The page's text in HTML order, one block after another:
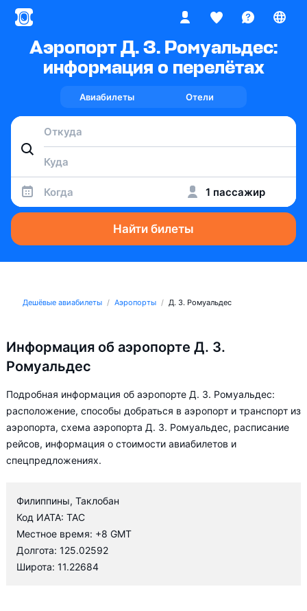
Аэропорт Д. З. Ромуальдес:
информация о перелётах
Авиабилеты Отели
Когда 1 пассажир
Найти билеты
Дешёвые авиабилеты Аэропорты Д. З. Ромуальдес
Информация об аэропорте Д. З.
Ромуальдес
Подробная информация об аэропорте Д. З. Ромуальдес:
расположение, способы добраться в аэропорт и транспорт из
аэропорта, схема аэропорта Д. З. Ромуальдес, расписание
рейсов, информация о стоимости авиабилетов и
спецпредложениях.
Филиппины, Таклобан
Код ИАТА: TAC
Местное время: +8 GMT
Долгота: 125.02592
Широта: 11.22684